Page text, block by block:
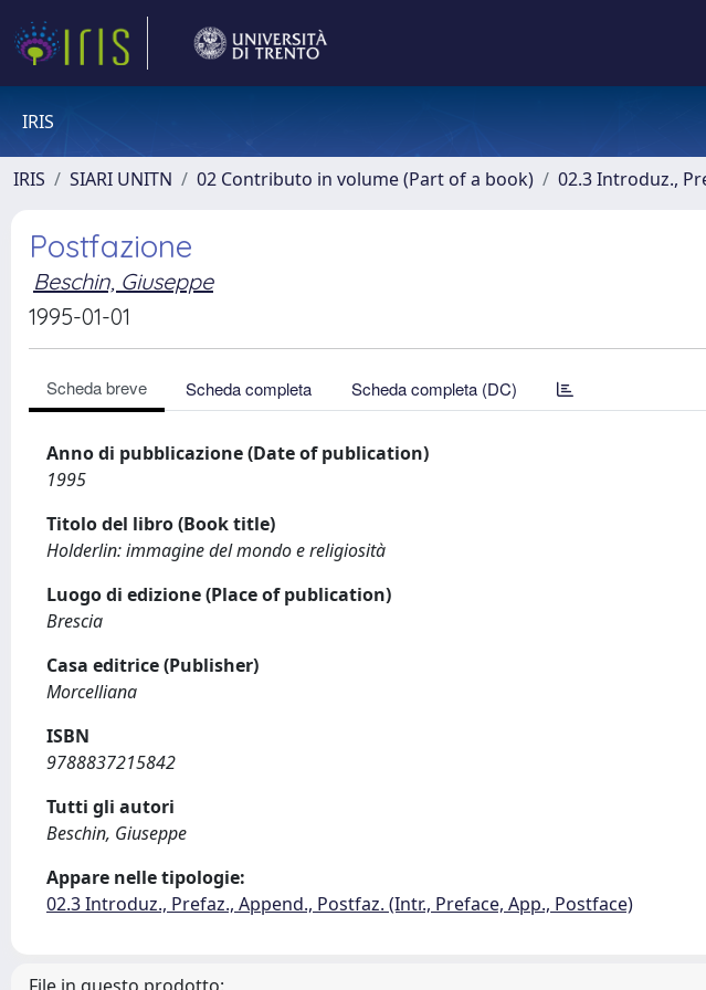
IRIS
IRIS SIARI UNITN 02 Contributo in volume (Part of a book) 02.3 Introduz.,
Postfazione
Beschin, Giuseppe
1995-01-01
Scheda breve Scheda completa Scheda completa (DC)
Anno di pubblicazione (Date of publication)
1995
Titolo del libro (Book title)
Holderlin: immagine del mondo e religiosità
Luogo di edizione (Place of publication)
Brescia
Casa editrice (Publisher)
Morcelliana
ISBN
9788837215842
Tutti gli autori
Beschin, Giuseppe
Appare nelle tipologie:
02.3 Introduz., Prefaz., Append., Postfaz. (Intr., Preface, App., Postface)